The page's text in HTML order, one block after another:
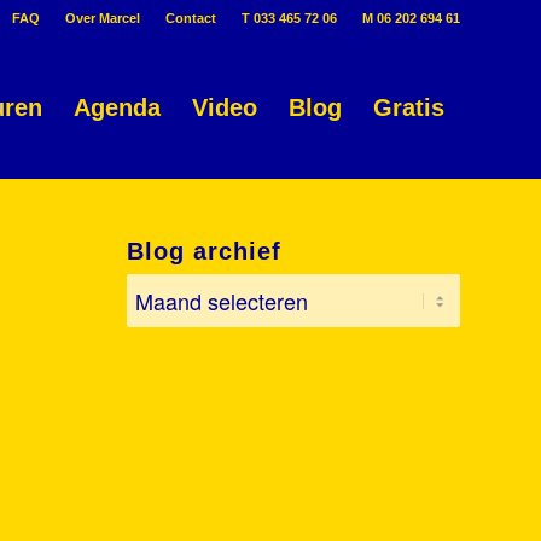
FAQ Over Marcel Contact T 033 465 72 06 M 06 202 694 61
Agenda Video Blog Gratis
Blog archief